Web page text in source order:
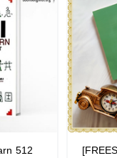
512